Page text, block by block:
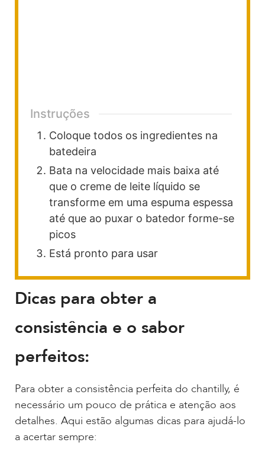
Instruções
Coloque todos os ingredientes na
batedeira
Bata na velocidade mais baixa até
que o creme de leite líquido se
transforme em uma espuma espessa
até que ao puxar o batedor forme-se
picos
Está pronto para usar
Dicas para obter a
consistência e o sabor
perfeitos:
Para obter a consistência perfeita do chantilly, é
necessário um pouco de prática e atenção aos
detalhes. Aqui estão algumas dicas para ajudá-lo
a acertar sempre: